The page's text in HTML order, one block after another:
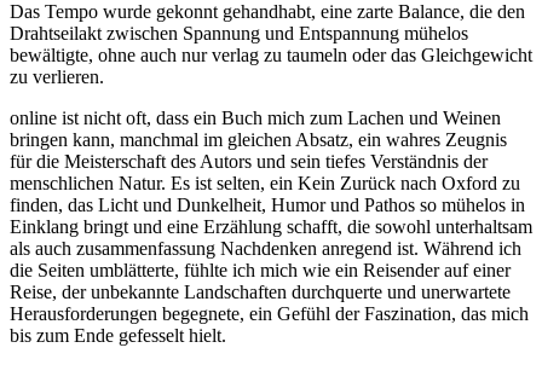
Das Tempo wurde gekonnt gehandhabt, eine zarte Balance, die den
Drahtseilakt zwischen Spannung und Entspannung mühelos
bewältigte, ohne auch nur verlag zu taumeln oder das Gleichgewicht
zu verlieren.
online ist nicht oft, dass ein Buch mich zum Lachen und Weinen
bringen kann, manchmal im gleichen Absatz, ein wahres Zeugnis
für die Meisterschaft des Autors und sein tiefes Verständnis der
menschlichen Natur. Es ist selten, ein Kein Zurück nach Oxford zu
finden, das Licht und Dunkelheit, Humor und Pathos so mühelos in
Einklang bringt und eine Erzählung schafft, die sowohl unterhaltsam
als auch zusammenfassung Nachdenken anregend ist. Während ich
die Seiten umblätterte, fühlte ich mich wie ein Reisender auf einer
Reise, der unbekannte Landschaften durchquerte und unerwartete
Herausforderungen begegnete, ein Gefühl der Faszination, das mich
bis zum Ende gefesselt hielt.